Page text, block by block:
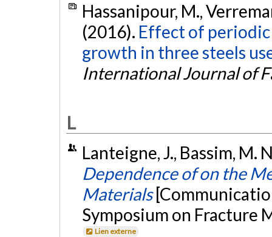
Hassanipour, M.,
(2016). Effect of
growth in three steels
International Journal of
L
Lanteigne, J., Bassim, M.
Dependence of on the
Materials
Symposium on Fracture
Lien externe